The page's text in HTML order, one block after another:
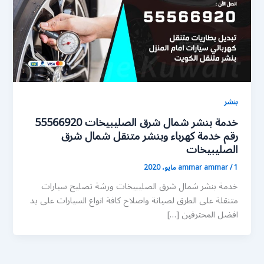
بنشر
خدمة بنشر شمال شرق الصليبيخات 55566920
رقم خدمة كهرباء وبنشر متنقل شمال شرق
الصليبيخات
ammar ammar/1 مايو، 2020
خدمة بنشر شمال شرق الصليبيخات ورشة تصليح سيارات
متنقلة على الطرق لصيانة واصلاح كافة انواع السيارات على يد
افضل المحترفين […]